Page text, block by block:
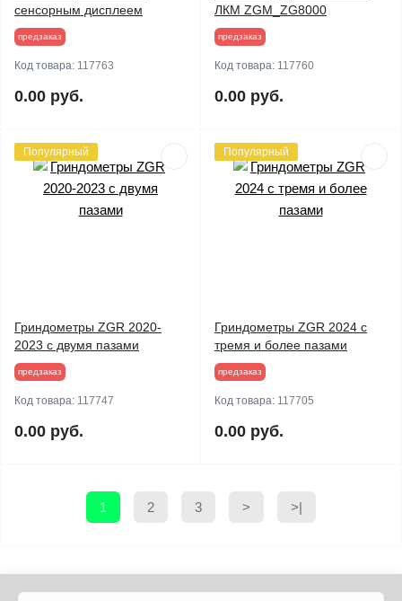
сенсорным дисплеем
предзаказ
Код товара: 117763
0.00 руб.
ЛКМ ZGM_ZG8000
предзаказ
Код товара: 117760
0.00 руб.
Популярный
Гриндометры ZGR 2020-
2023 с двумя пазами
предзаказ
Код товара: 117747
0.00 руб.
Популярный
Гриндометры ZGR 2024 с
тремя и более пазами
предзаказ
Код товара: 117705
0.00 руб.
1 2 3 > >|